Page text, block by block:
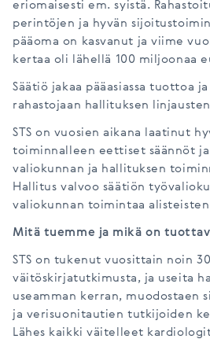
eriomaisesti em. syistä.
perintöjen ja hyvän
pääoma on kasvanut ja viime
kertaa oli lähellä 100 miljoonaa
Säätiö jakaa pääasiassa tuottoa
rahastojaan hallituksen
STS on vuosien aikana laatinut
toiminnalleen eettiset säännöt
valiokunnan ja hallituksen
Hallitus valvoo säätiön
valiokunnan toimintaa
Mitä tuemme ja mikä on
STS on tukenut vuosittain noin 30
väitöskirjatutkimusta, ja useita
useamman kerran, muodostaen
ja verisuonitautien tutkijoiden
Lähes kaikki väitelleet kardiologit